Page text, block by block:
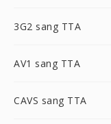
3G2 sang TTA
AV1 sang TTA
CAVS sang TTA